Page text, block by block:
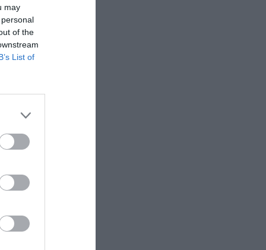
may
of the
List of